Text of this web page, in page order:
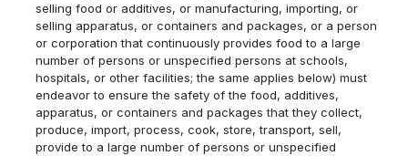
selling food or additives, or manufacturing, importing, or
selling apparatus, or containers and packages, or a person
or corporation that continuously provides food to a large
number of persons or unspecified persons at schools,
hospitals, or other facilities; the same applies below) must
endeavor to ensure the safety of the food, additives,
apparatus, or containers and packages that they collect,
produce, import, process, cook, store, transport, sell,
provide to a large number of persons or unspecified